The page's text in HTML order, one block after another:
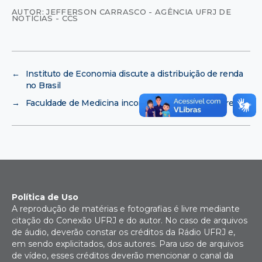
AUTOR: JEFFERSON CARRASCO - AGÊNCIA UFRJ DE
NOTÍCIAS - CCS
←
Instituto de Economia discute a distribuição de renda
no Brasil
→
Faculdade de Medicina incorpora novos professores
Política de Uso
A reprodução de matérias e fotografias é livre mediante
citação do Conexão UFRJ e do autor. No caso de arquivos
de áudio, deverão constar os créditos da Rádio UFRJ e,
em sendo explicitados, dos autores. Para uso de arquivos
de vídeo, esses créditos deverão mencionar o canal da